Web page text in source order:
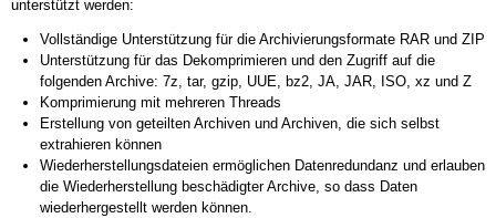
unterstützt werden:
Vollständige Unterstützung für die Archivierungsformate RAR und ZIP
Unterstützung für das Dekomprimieren und den Zugriff auf die
folgenden Archive: 7z, tar, gzip, UUE, bz2, JA, JAR, ISO, xz und Z
Komprimierung mit mehreren Threads
Erstellung von geteilten Archiven und Archiven, die sich selbst
extrahieren können
Wiederherstellungsdateien ermöglichen Datenredundanz und erlauben
die Wiederherstellung beschädigter Archive, so dass Daten
wiederhergestellt werden können.